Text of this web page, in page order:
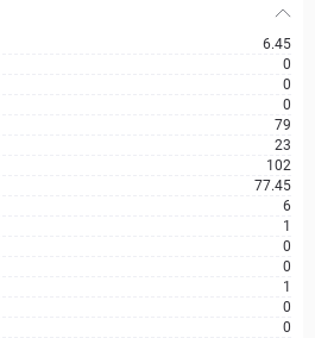
6.45
0
0
0
79
23
102
77.45
6
1
0
0
1
0
0